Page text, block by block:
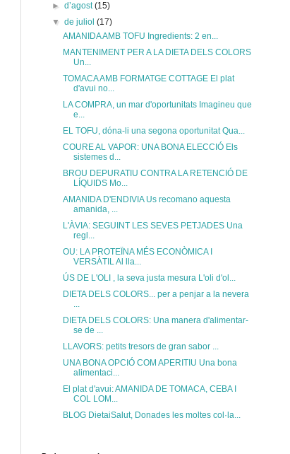
►d’agost(15)
▼de juliol(17)
AMANIDA AMB TOFU Ingredients: 2 en...
MANTENIMENT PER A LA DIETA DELS COLORS
Un...
TOMACA AMB FORMATGE COTTAGE El plat
d'avui no...
LA COMPRA, un mar d'oportunitats Imagineu que
e...
EL TOFU, dóna-li una segona oportunitat Qua...
COURE AL VAPOR: UNA BONA ELECCIÓ Els
sistemes d...
BROU DEPURATIU CONTRA LA RETENCIÓ DE
LÍQUIDS Mo...
AMANIDA D'ENDIVIA Us recomano aquesta
amanida, ...
L'ÀVIA: SEGUINT LES SEVES PETJADES Una
regl...
OU: LA PROTEÏNA MÉS ECONÒMICA I
VERSÀTIL Al lla...
ÚS DE L'OLI , la seva justa mesura L'oli d'ol...
DIETA DELS COLORS... per a penjar a la nevera
...
DIETA DELS COLORS: Una manera d'alimentar-
se de ...
LLAVORS: petits tresors de gran sabor ...
UNA BONA OPCIÓ COM APERITIU Una bona
alimentaci...
El plat d'avui: AMANIDA DE TOMACA, CEBA I
COL LOM...
BLOG DietaiSalut, Donades les moltes col·la...